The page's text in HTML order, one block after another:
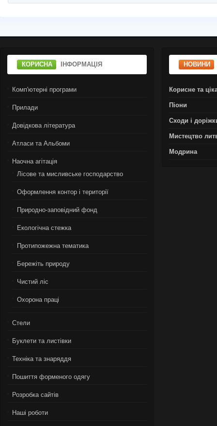
КОРИСНА ІНФОРМАЦІЯ
Комп'ютерні програми
Прилади
Довідкова література
Атласи та Альбоми
Наочна агітація
Лiсове та мисливське господарство
Оформлення контор і території
Природно-заповідний фонд
Екологiчна стежка
Протипожежна тематика
Бережiть природу
Чистий лiс
Охорона працi
Стели
Буклети та листівки
Техніка та знаряддя
Пошиття форменого одягу
Розробка сайтів
Нашi роботи
НОВИНИ
Корисне та
Піони
Сходи і
Мистецтво
Модрина